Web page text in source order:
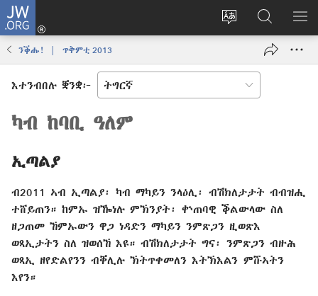
JW.ORG
ቋንቋ
እቶ
(opens
ኣብ
JW.ORG
ድለ
ንቕሑ! | ጥቅምቲ 2013
እተንብበሉ ቛንቋ፦
ካብ ከባቢ ዓለም
ኢጣልያ
ብ2011 ኣብ ኢጣልያ፡ ካብ ማካይን ንላዕሊ፡ ብሽክለታታት ብብዝሒ
ተሸይጠን። ከምኡ ዝዀነሉ ምኽንያት፡ ቍጠባዊ ቕልውላው ስለ
ዘጋጠመ ኸምኡውን ዋጋ ነዳድን ማካይን ንምጽጋን ዚወጽእ
ወጻኢታትን ስለ ዝወሰኸ እዩ። ብሽክለታታት ግና፡ ንምጽጋን ብዙሕ
ወጻኢ ዘየድልየንን ብቐሊሉ ኽትጥቀመለን እትኽእልን ምሹኣትን
እየን።